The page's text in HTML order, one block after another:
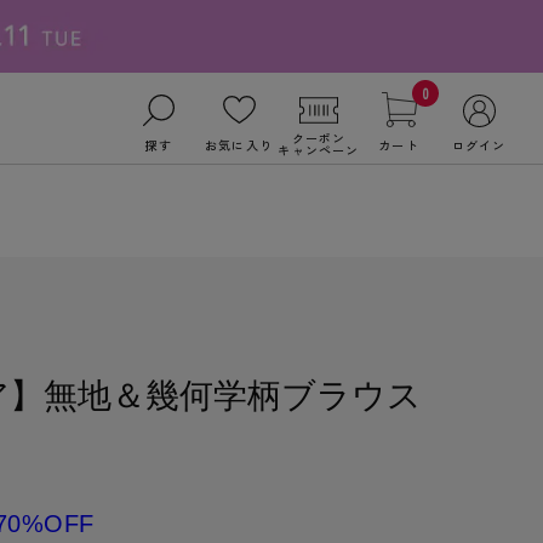
探す お気に入り クーポン
キャンペーン
0
カート ログイン
無地＆幾何学柄ブラウス